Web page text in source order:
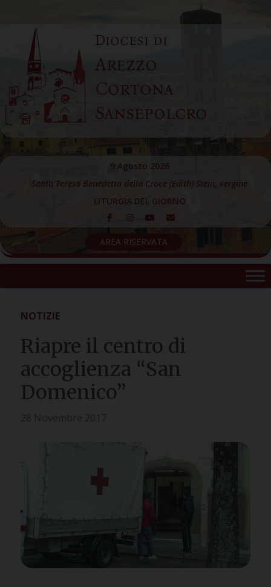
content
Diocesi di
Arezzo
Cortona
Sansepolcro
9 Agosto 2026
Santa Teresa Benedetta della Croce (Edith) Stein, vergine
LITURGIA DEL GIORNO
AREA RISERVATA
NOTIZIE
Riapre il centro di
accoglienza “San
Domenico”